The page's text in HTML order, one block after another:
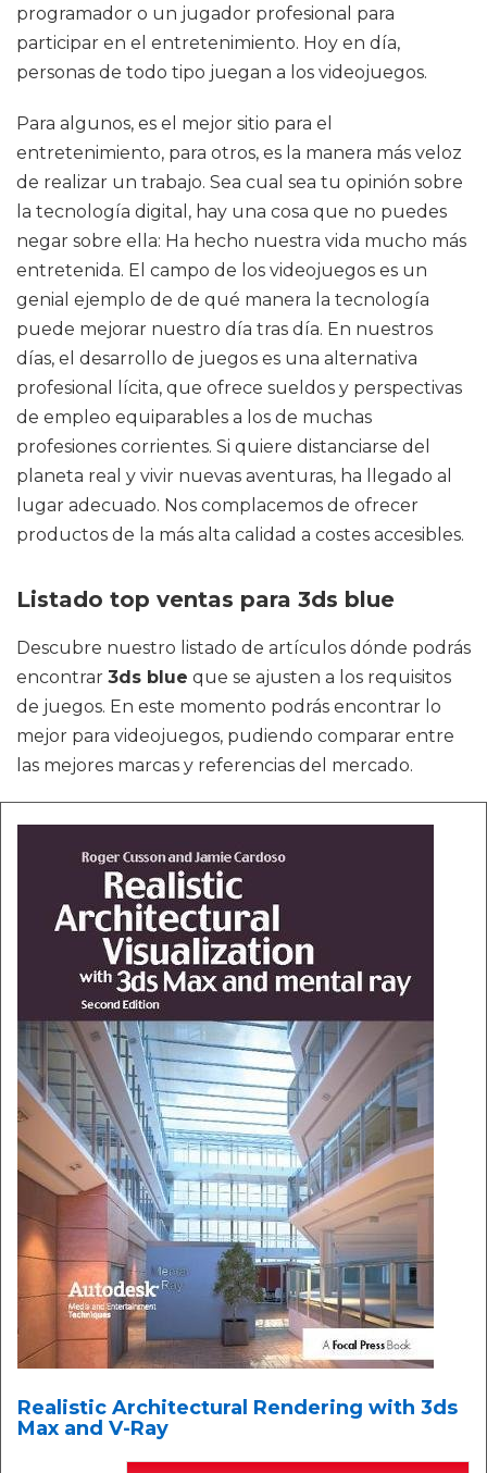
programador o un jugador profesional para
participar en el entretenimiento. Hoy en día,
personas de todo tipo juegan a los videojuegos.
Para algunos, es el mejor sitio para el
entretenimiento, para otros, es la manera más veloz
de realizar un trabajo. Sea cual sea tu opinión sobre
la tecnología digital, hay una cosa que no puedes
negar sobre ella: Ha hecho nuestra vida mucho más
entretenida. El campo de los videojuegos es un
genial ejemplo de de qué manera la tecnología
puede mejorar nuestro día tras día. En nuestros
días, el desarrollo de juegos es una alternativa
profesional lícita, que ofrece sueldos y perspectivas
de empleo equiparables a los de muchas
profesiones corrientes. Si quiere distanciarse del
planeta real y vivir nuevas aventuras, ha llegado al
lugar adecuado. Nos complacemos de ofrecer
productos de la más alta calidad a costes accesibles.
Listado top ventas para 3ds blue
Descubre nuestro listado de artículos dónde podrás
encontrar 3ds blue que se ajusten a los requisitos
de juegos. En este momento podrás encontrar lo
mejor para videojuegos, pudiendo comparar entre
las mejores marcas y referencias del mercado.
Realistic Architectural Rendering with 3ds
Max and V-Ray